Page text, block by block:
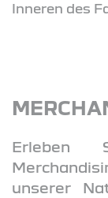
Erleben
unserer